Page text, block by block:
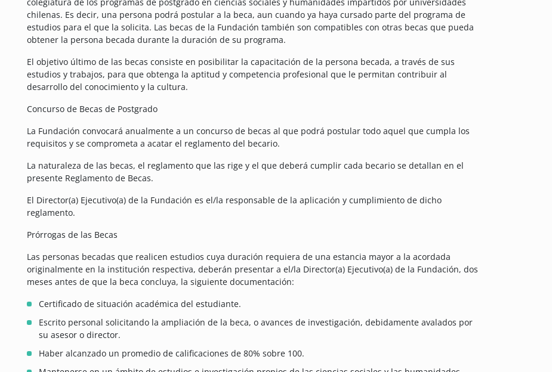
chilenas. Es decir, una persona podrá postular a la beca, aun cuando ya haya cursado parte del programa de
estudios para el que la solicita. Las becas de la Fundación también son compatibles con otras becas que pueda
obtener la persona becada durante la duración de su programa.
El objetivo último de las becas consiste en posibilitar la capacitación de la persona becada, a través de sus
estudios y trabajos, para que obtenga la aptitud y competencia profesional que le permitan contribuir al
desarrollo del conocimiento y la cultura.
Concurso de Becas de Postgrado
La Fundación convocará anualmente a un concurso de becas al que podrá postular todo aquel que cumpla los
requisitos y se comprometa a acatar el reglamento del becario.
La naturaleza de las becas, el reglamento que las rige y el que deberá cumplir cada becario se detallan en el
presente Reglamento de Becas.
El Director(a) Ejecutivo(a) de la Fundación es el/la responsable de la aplicación y cumplimiento de dicho
reglamento.
Prórrogas de las Becas
Las personas becadas que realicen estudios cuya duración requiera de una estancia mayor a la acordada
originalmente en la institución respectiva, deberán presentar a el/la Director(a) Ejecutivo(a) de la Fundación, dos
meses antes de que la beca concluya, la siguiente documentación:
Certificado de situación académica del estudiante.
Escrito personal solicitando la ampliación de la beca, o avances de investigación, debidamente avalados por
su asesor o director.
Haber alcanzado un promedio de calificaciones de 80% sobre 100.